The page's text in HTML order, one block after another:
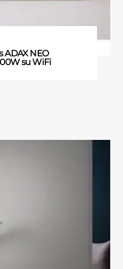
ADAX NEO
su WiFi